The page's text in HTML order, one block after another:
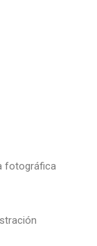
fotográfica